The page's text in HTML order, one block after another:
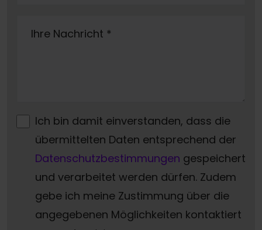
Ihre Nachricht *
Ich bin damit einverstanden, dass die
übermittelten Daten entsprechend der
Datenschutzbestimmungen gespeichert
und verarbeitet werden dürfen. Zudem
gebe ich meine Zustimmung über die
angegebenen Möglichkeiten kontaktiert